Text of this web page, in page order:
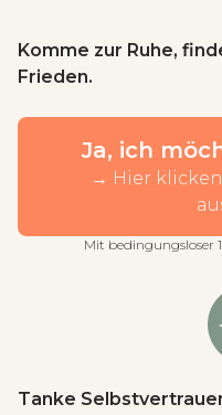
Komme zur Ruhe,
Frieden.
Ja, ich
→ Hier
Mit bedingungsloser
Tanke